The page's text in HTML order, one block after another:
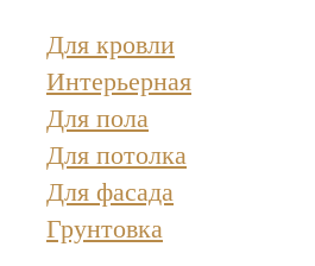
Для кровли
Интерьерная
Для пола
Для потолка
Для фасада
Грунтовка